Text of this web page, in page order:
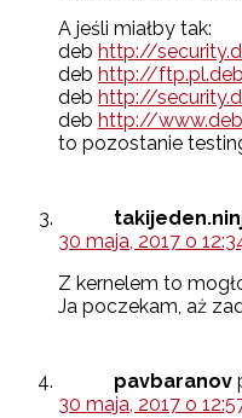
A jeśli miałby tak:
deb http://
deb http://
deb http://
deb http://
to pozostanie
30 maja, 2017 o
Z kernelem to
Ja poczekam, aż
pavbaranov
30 maja, 2017 o